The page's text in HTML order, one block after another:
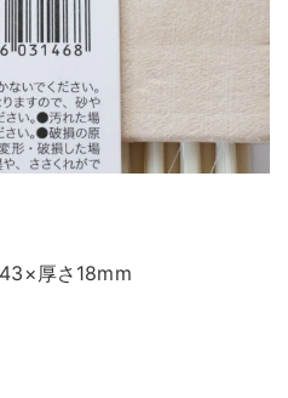
厚さ18mm